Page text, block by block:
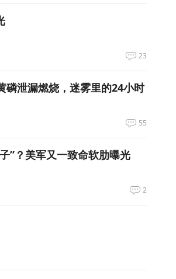
23
泄漏燃烧，迷雾里的24小时
55
”？美军又一致命软肋曝光
2